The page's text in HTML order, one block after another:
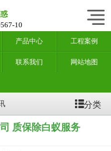
10
产品中心 工程案例
联系我们 网站地图
分类
质保除白蚁服务